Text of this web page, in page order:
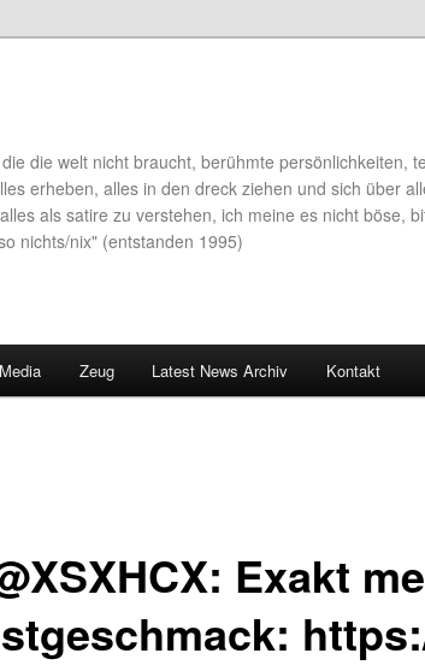
die welt nicht braucht, berühmte persönlichkeiten,
erheben, alles in den dreck ziehen und sich über
als satire zu verstehen, ich meine es nicht böse,
nichts/nix" (entstanden 1995)
Zeug Latest News Archiv Kontakt
Exakt